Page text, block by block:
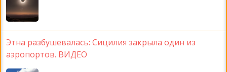
Этна разбушевалась: Сицилия закрыла один из
аэропортов. ВИДЕО